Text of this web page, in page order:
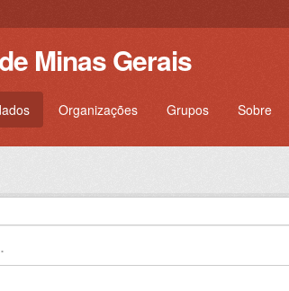
Minas Gerais
Organizações Grupos Sobre